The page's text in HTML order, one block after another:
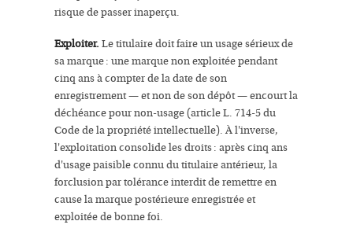
risque de passer inaperçu.
Exploiter. Le titulaire doit faire un usage sérieux de
sa marque : une marque non exploitée pendant
cinq ans à compter de la date de son
enregistrement — et non de son dépôt — encourt la
déchéance pour non-usage (article L. 714-5 du
Code de la propriété intellectuelle). À l'inverse,
l'exploitation consolide les droits : après cinq ans
d'usage paisible connu du titulaire antérieur, la
forclusion par tolérance interdit de remettre en
cause la marque postérieure enregistrée et
exploitée de bonne foi.